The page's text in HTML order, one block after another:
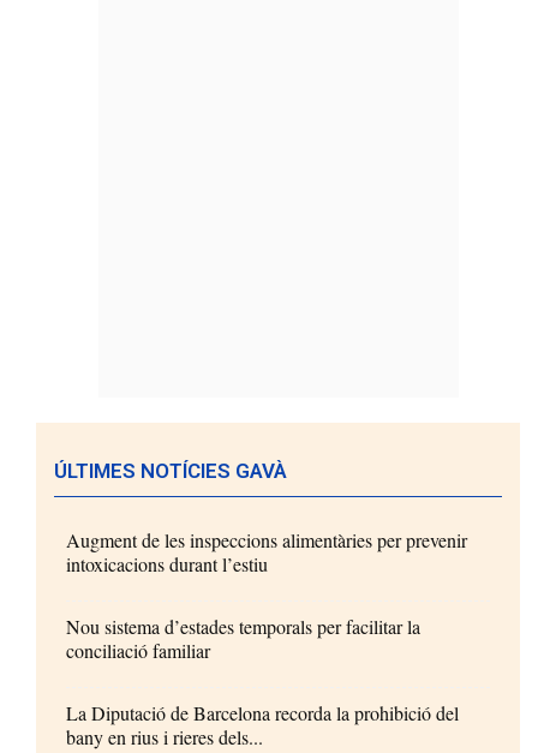
ÚLTIMES NOTÍCIES GAVÀ
Augment de les inspeccions alimentàries per prevenir
intoxicacions durant l’estiu
Nou sistema d’estades temporals per facilitar la
conciliació familiar
La Diputació de Barcelona recorda la prohibició del
bany en rius i rieres dels...